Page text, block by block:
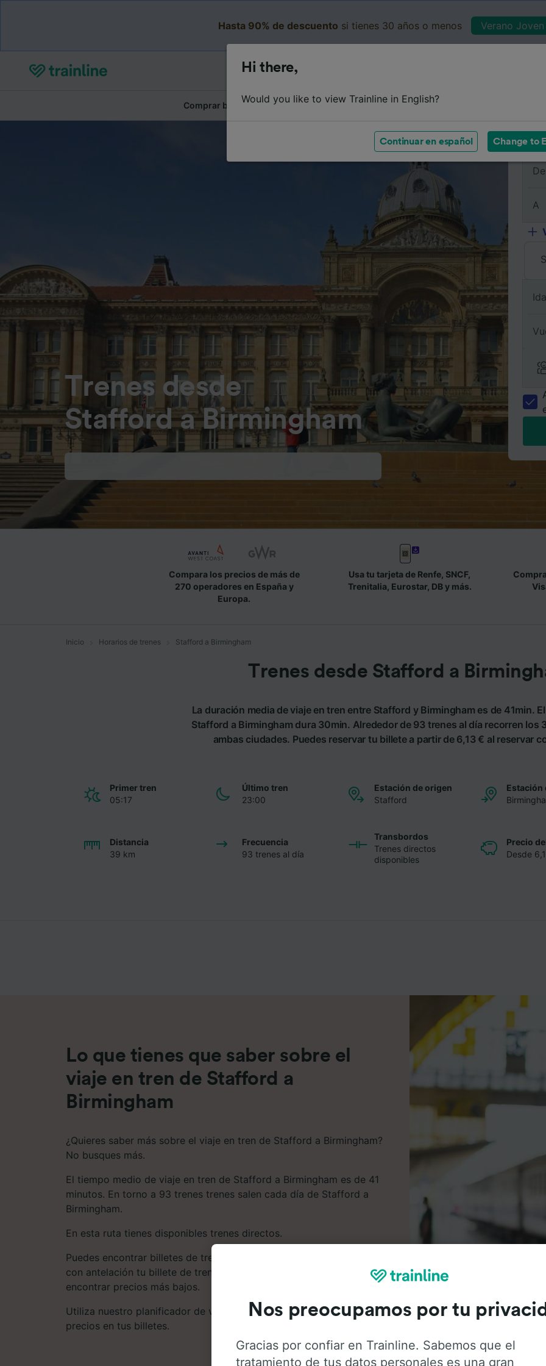
Hasta 90% de descuento si tienes 30 años o menos Verano
Comprar billetes Resumen del viaje Horarios Preguntas frecuentes
Trenes desde
Stafford a Birmingham
De
A
Ida
Compara los precios de más de
270 operadores en España y
Europa.
Usa tu tarjeta de Renfe, SNCF,
Trenitalia, Eurostar, DB y más.
Inicio Horarios de trenes Stafford a Birmingham
Trenes desde Stafford a
La duración media de viaje en tren entre Stafford y Birmingham es de 41min.
Stafford a Birmingham dura 30min. Alrededor de 93 trenes al día recorren los
ambas ciudades. Puedes reservar tu billete a partir de 6,13 € al reservar
Primer tren
05:17
Último tren
23:00
Estación de origen
Stafford
Estación
Distancia
39 km
Frecuencia
93 trenes al día
Transbordos
Trenes directos
disponibles
Precio
Desde
Lo que tienes que saber sobre el
viaje en tren de Stafford a
Birmingham
¿Quieres saber más sobre el viaje en tren de Stafford a Birmingham?
No busques más.
El tiempo medio de viaje en tren de Stafford a Birmingham es de 41
minutos. En torno a 93 trenes trenes salen cada día de Stafford a
Birmingham.
En esta ruta tienes disponibles trenes directos.
Puedes encontrar billetes de tren en esta ruta desde 6.13 €. Reservar
con antelación tu billete de tren suele ser una buena forma de
encontrar precios más bajos.
Utiliza nuestro planificador de viajes para hacerte con mejores
precios en tus billetes.
Hi there,
Would you like to view Trainline in English?
Continuar en español Change to
Nos preocupamos por tu
Gracias por confiar en Trainline. Sabemos que el
tratamiento de tus datos personales es una gran